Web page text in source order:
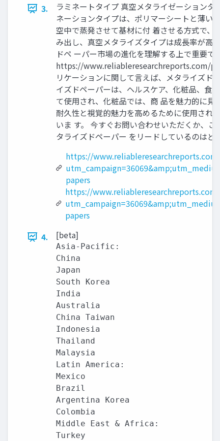
3.
ラミネートタイプ 真空メタライゼーション
ネーションタイプは、ポリマーシートと薄い
空中で蒸発させて基材に付 着させる方式で
み出し、真空メタライズタイプは成長率が高
ドペ ーパー市場の進化を理解する上で重要
https://www.reliableresearchreports.com/
リケーションに関して言えば、メタライズド
イズドペーパーは、ヘルスケア、化粧品、食
て使用され、化粧品では、商 品を魅力的に
耐久性と視覚的魅力を高めるために使用され
いま す。 今すぐお問い合わせいただくか
タライズドペーパー をリードしているのは
https://
papers
https://
papers
4.
[beta]
Asia-Pacific:
China
Japan
South Korea
India
Australia
China Taiwan
Indonesia
Thailand
Malaysia
Latin America:
Mexico
Brazil
Argentina Korea
Colombia
Middle East & Africa:
Turkey